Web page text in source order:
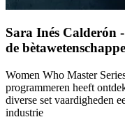
Sara Inés Calderón
de
Women Who Master
programmeren heeft
diverse set vaardigheden
industrie